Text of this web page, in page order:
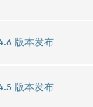
版本发布
版本发布